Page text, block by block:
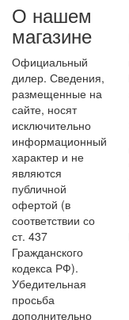
О нашем
магазине
Официальный
дилер. Сведения,
размещенные на
сайте, носят
исключительно
информационный
характер и не
являются
публичной
офертой (в
соответствии со
ст. 437
Гражданского
кодекса РФ).
Убедительная
просьба
дополнительно